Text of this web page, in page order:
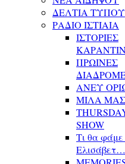
ΔΕΛΤΙΑ ΤΥΠΟΥ
ΡΑΔΙΟ ΙΣΤΙΑΙΑ
ΙΣΤΟΡΙΕΣ
ΠΡΩΙΝΕΣ
ΑΝΕΥ
ΜΙΛΑ ΜΑΣ
SHOW
Τι θα